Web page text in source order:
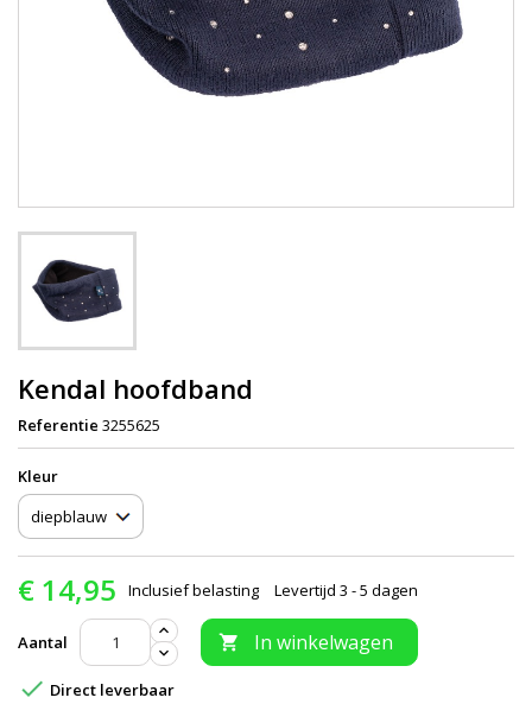
Kendal hoofdband
Referentie 3255625
Kleur
€ 14,95 Inclusief belasting Levertijd 3 - 5 dagen
Aantal  In winkelwagen
 Direct leverbaar